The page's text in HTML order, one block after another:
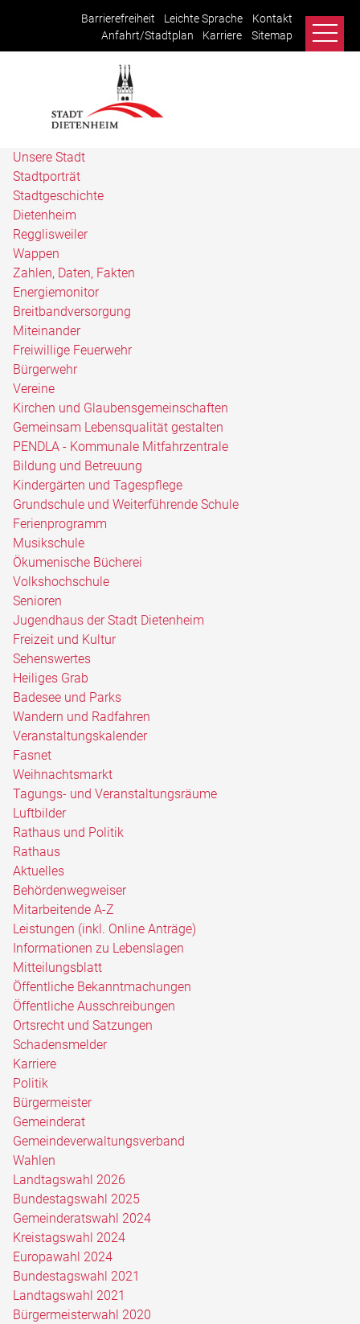
Barrierefreiheit Leichte Sprache
Kontakt
Anfahrt/Stadtplan
Karriere Sitemap
Unsere Stadt
Stadtporträt
Stadtgeschichte
Dietenheim
Regglisweiler
Wappen
Zahlen, Daten, Fakten
Energiemonitor
Breitbandversorgung
Miteinander
Freiwillige Feuerwehr
Bürgerwehr
Vereine
Kirchen und Glaubensgemeinschaften
Gemeinsam Lebensqualität gestalten
PENDLA - Kommunale Mitfahrzentrale
Bildung und Betreuung
Kindergärten und Tagespflege
Grundschule und Weiterführende Schule
Ferienprogramm
Musikschule
Ökumenische Bücherei
Volkshochschule
Senioren
Jugendhaus der Stadt Dietenheim
Freizeit und Kultur
Sehenswertes
Heiliges Grab
Badesee und Parks
Wandern und Radfahren
Veranstaltungskalender
Fasnet
Weihnachtsmarkt
Tagungs- und Veranstaltungsräume
Luftbilder
Rathaus und Politik
Rathaus
Aktuelles
Behördenwegweiser
Mitarbeitende A-Z
Leistungen (inkl. Online Anträge)
Informationen zu Lebenslagen
Mitteilungsblatt
Öffentliche Bekanntmachungen
Öffentliche Ausschreibungen
Ortsrecht und Satzungen
Schadensmelder
Karriere
Politik
Bürgermeister
Gemeinderat
Gemeindeverwaltungsverband
Wahlen
Landtagswahl 2026
Bundestagswahl 2025
Gemeinderatswahl 2024
Kreistagswahl 2024
Europawahl 2024
Bundestagswahl 2021
Landtagswahl 2021
Bürgermeisterwahl 2020